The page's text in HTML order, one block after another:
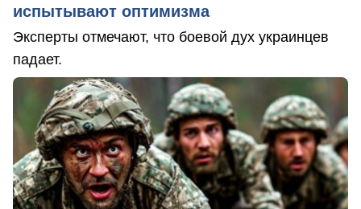
испытывают оптимизма
Эксперты отмечают, что боевой дух украинцев
падает.